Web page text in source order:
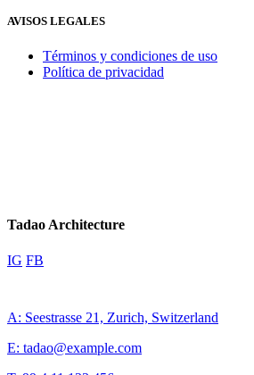
AVISOS LEGALES
Términos y condiciones de uso
Política de privacidad
Tadao Architecture
IG FB
A: Seestrasse 21, Zurich, Switzerland
E: tadao@example.com